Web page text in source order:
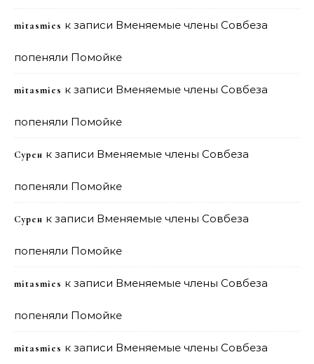
mitasmies к записи Вменяемые члены Совбеза
попеняли Помойке
mitasmies к записи Вменяемые члены Совбеза
попеняли Помойке
Сурен к записи Вменяемые члены Совбеза
попеняли Помойке
Сурен к записи Вменяемые члены Совбеза
попеняли Помойке
mitasmies к записи Вменяемые члены Совбеза
попеняли Помойке
mitasmies к записи Вменяемые члены Совбеза